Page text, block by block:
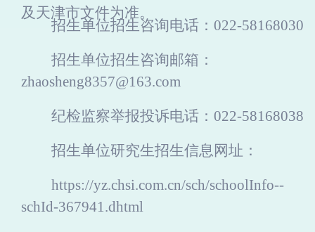
及天津市文件为准。
招生单位招生咨询电话： 022-58168030
招生单位招生咨询邮箱：
zhaosheng8357@163.com
纪检监察举报投诉电话： 022-58168038
招生单位研究生招生信息网址：
https://yz.chsi.com.cn/sch/schoolInfo--
schId-367941.dhtml